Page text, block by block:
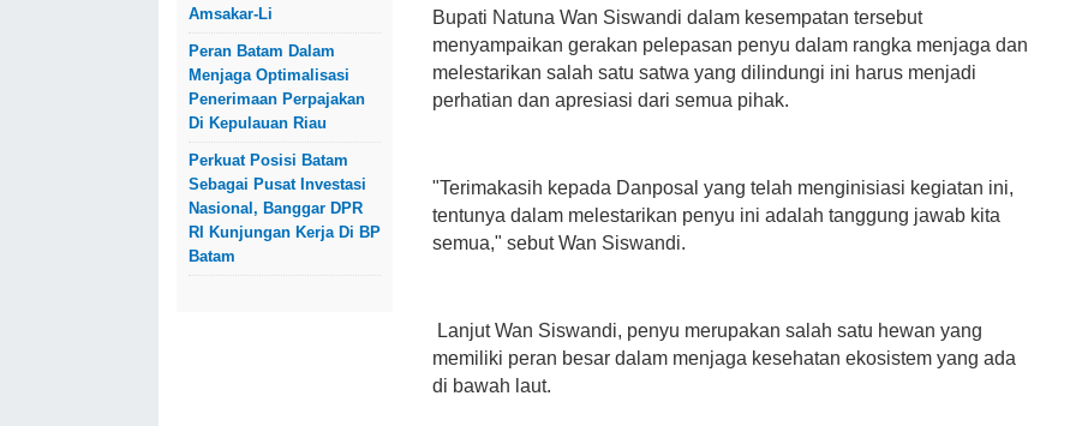
Amsakar-Li
Peran Batam Dalam
Menjaga Optimalisasi
Penerimaan Perpajakan
Di Kepulauan Riau
Perkuat Posisi Batam
Sebagai Pusat Investasi
Nasional, Banggar DPR
RI Kunjungan Kerja Di BP
Batam
Bupati Natuna Wan Siswandi dalam kesempatan tersebut
menyampaikan gerakan pelepasan penyu dalam rangka menjaga dan
melestarikan salah satu satwa yang dilindungi ini harus menjadi
perhatian dan apresiasi dari semua pihak.
"Terimakasih kepada Danposal yang telah menginisiasi kegiatan ini,
tentunya dalam melestarikan penyu ini adalah tanggung jawab kita
semua," sebut Wan Siswandi.
Lanjut Wan Siswandi, penyu merupakan salah satu hewan yang
memiliki peran besar dalam menjaga kesehatan ekosistem yang ada
di bawah laut.